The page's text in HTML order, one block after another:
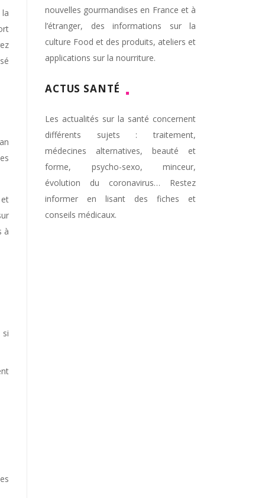
à
si
nouvelles gourmandises en France et à
l’étranger, des informations sur la
culture Food et des produits, ateliers et
applications sur la nourriture.
ACTUS SANTÉ
Les actualités sur la santé concernent
différents sujets : traitement,
médecines alternatives, beauté et
forme, psycho-sexo, minceur,
évolution du coronavirus… Restez
informer en lisant des fiches et
conseils médicaux.